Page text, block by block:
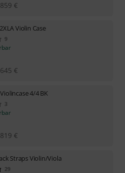
859 €
Violin Case
9
645 €
4/4 BK
3
819 €
Straps Violin/Viola
29